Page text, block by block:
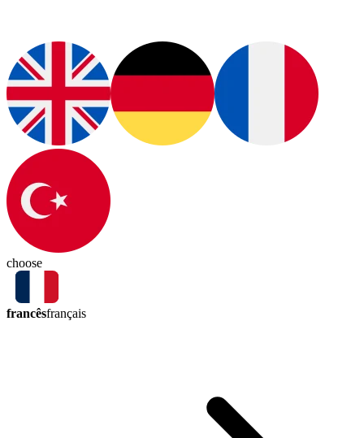
choose
francêsfrançais